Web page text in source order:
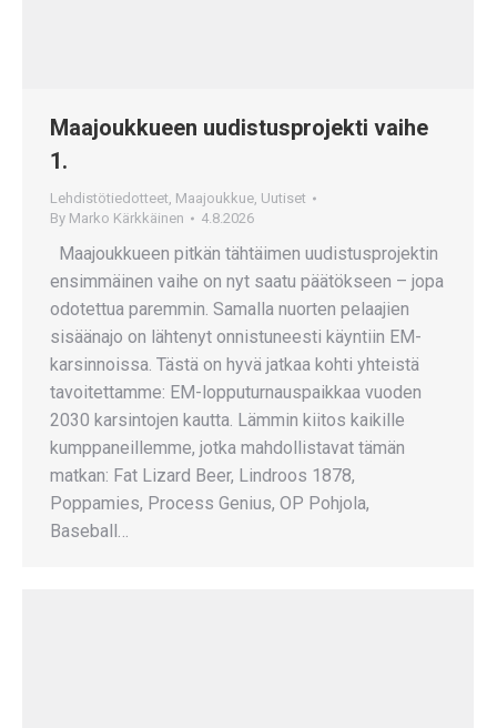
Maajoukkueen uudistusprojekti vaihe
1.
Lehdistötiedotteet, Maajoukkue, Uutiset
By Marko Kärkkäinen 4.8.2026
Maajoukkueen pitkän tähtäimen uudistusprojektin
ensimmäinen vaihe on nyt saatu päätökseen – jopa
odotettua paremmin. Samalla nuorten pelaajien
sisäänajo on lähtenyt onnistuneesti käyntiin EM-
karsinnoissa. Tästä on hyvä jatkaa kohti yhteistä
tavoitettamme: EM-lopputurnauspaikkaa vuoden
2030 karsintojen kautta. Lämmin kiitos kaikille
kumppaneillemme, jotka mahdollistavat tämän
matkan: Fat Lizard Beer, Lindroos 1878,
Poppamies, Process Genius, OP Pohjola,
Baseball…